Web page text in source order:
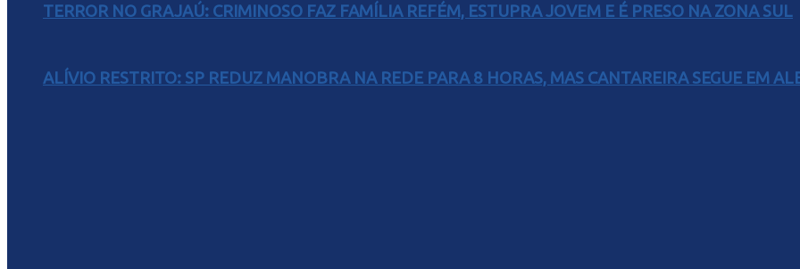
TERROR NO GRAJAÚ: CRIMINOSO FAZ FAMÍLIA REFÉM, ESTUPRA JOVEM E É PRESO NA ZONA SUL
ALÍVIO RESTRITO: SP REDUZ MANOBRA NA REDE PARA 8 HORAS, MAS CANTAREIRA SEGUE EM